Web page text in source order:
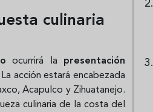
culinaria
ocurrirá la presentación
acción estará encabezada
Acapulco y Zihuatanejo.
culinaria de la costa del